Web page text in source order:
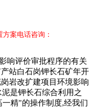
案电话咨询：
响评价审批程序的有关
站白石岗钾长石矿年开
岩改扩建项目环境影响
是钾长石综合利用之
精"的操作制度,经我们